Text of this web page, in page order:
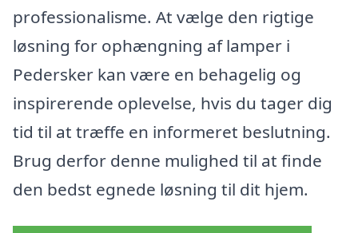
professionalisme. At vælge den rigtige
løsning for ophængning af lamper i
Pedersker kan være en behagelig og
inspirerende oplevelse, hvis du tager dig
tid til at træffe en informeret beslutning.
Brug derfor denne mulighed til at finde
den bedst egnede løsning til dit hjem.